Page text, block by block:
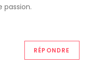
passion.
RÉPONDRE